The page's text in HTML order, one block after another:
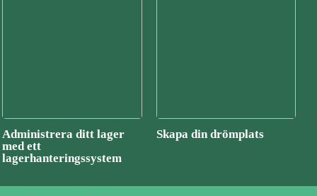
Administrera ditt lager
med ett
lagerhanteringssystem
Skapa din drömplats